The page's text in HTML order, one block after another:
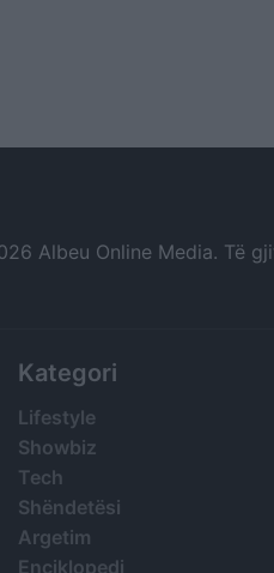
Albeu Online Media. Të
Kategori
Lifestyle
Showbiz
Tech
Shëndetësi
Argetim
Enciklopedi